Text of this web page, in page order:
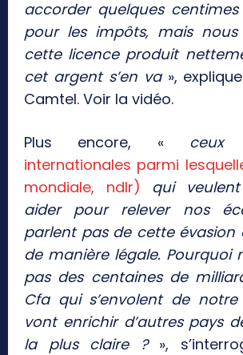
accorder quelques
pour les impôts, mais
cette licence produit
cet argent s’en va»,
Camtel. Voir la vidéo.
Plus encore, « ceux
internationales parmi
mondiale, ndlr) qui
aider pour relever nos
parlent pas de cette évasion
de manière légale. Pourquoi
pas des centaines de
Cfa qui s’envolent de
vont enrichir d’autres pays
la plus claire ?»,